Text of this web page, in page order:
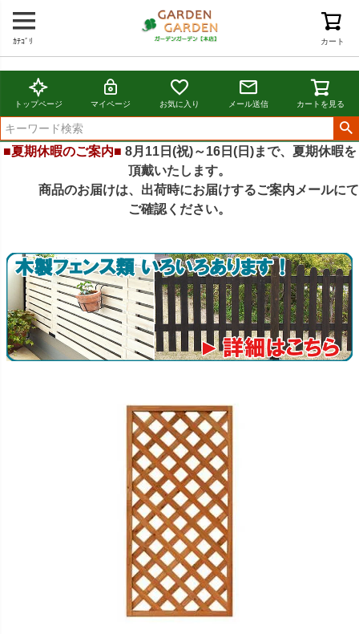
カート
ｶﾃｺﾞﾘ
トップページ マイページ お気に入り メール送信 カートを見る
■夏期休暇のご案内■ 8月11日(祝)～16日(日)まで、夏期休暇を
頂戴いたします。
商品のお届けは、出荷時にお届けするご案内メールにて
ご確認ください。